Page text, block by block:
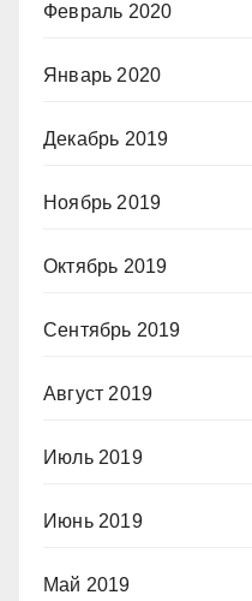
Февраль 2020
Январь 2020
Декабрь 2019
Ноябрь 2019
Октябрь 2019
Сентябрь 2019
Август 2019
Июль 2019
Июнь 2019
Май 2019